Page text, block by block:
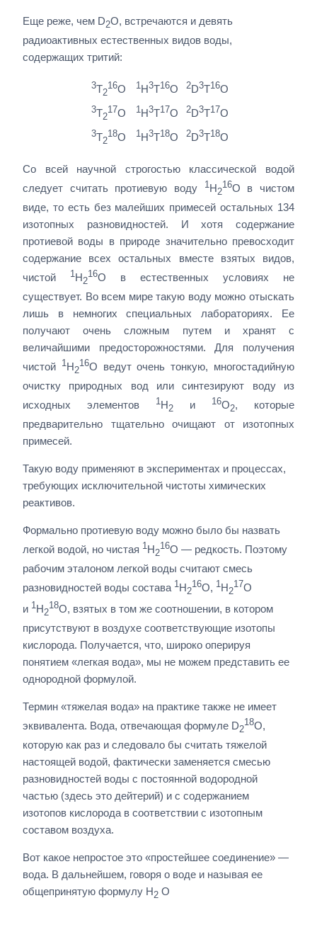
Еще реже, чем D2O, встречаются и девять
радиоактивных естественных видов воды,
содержащих тритий:
3T2
16O 1H3T16O 2D3T16O
3T2
17O 1H3T17O 2D3T17O
3T2
18O 1H3T18O 2D3T18O
Со всей научной строгостью классической водой
следует считать протиевую воду
1H2
16O в чистом
виде, то есть без малейших примесей остальных 134
изотопных разновидностей. И хотя содержание
протиевой воды в природе значительно превосходит
содержание всех остальных вместе взятых видов,
чистой
1H2
16O в естественных условиях не
существует. Во всем мире такую воду можно отыскать
лишь в немногих специальных лабораториях. Ее
получают очень сложным путем и хранят с
величайшими предосторожностями. Для получения
чистой
1H2
16O ведут очень тонкую, многостадийную
очистку природных вод или синтезируют воду из
исходных элементов
1H2 и 16O2, которые
предварительно тщательно очищают от изотопных
примесей.
Такую воду применяют в экспериментах и процессах,
требующих исключительной чистоты химических
реактивов.
Формально протиевую воду можно было бы назвать
легкой водой, но чистая 1H2
16O — редкость. Поэтому
рабочим эталоном легкой воды считают смесь
разновидностей воды состава 1H2
16O, 1H2
17O
и 1H2
18O, взятых в том же соотношении, в котором
присутствуют в воздухе соответствующие изотопы
кислорода. Получается, что, широко оперируя
понятием «легкая вода», мы не можем представить ее
однородной формулой.
Термин «тяжелая вода» на практике также не имеет
эквивалента. Вода, отвечающая формуле D2
18O,
которую как раз и следовало бы считать тяжелой
настоящей водой, фактически заменяется смесью
разновидностей воды с постоянной водородной
частью (здесь это дейтерий) и с содержанием
изотопов кислорода в соответствии с изотопным
составом воздуха.
Вот какое непростое это «простейшее соединение» —
вода. В дальнейшем, говоря о воде и называя ее
общепринятую формулу Н2 O